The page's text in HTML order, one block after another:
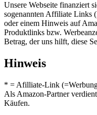
Unsere Webseite finanziert
sogenannten Affiliate Links
oder einem Hinweis auf
Produktlinks bzw.
Betrag, der uns hilft, diese
Hinweis
* = Afilliate-Link
Als Amazon-Partner
Käufen.